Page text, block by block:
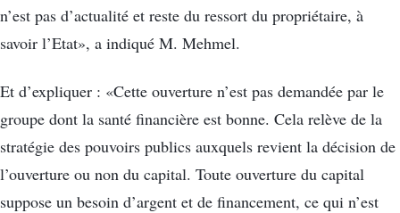
n’est pas d’actualité et reste du ressort du propriétaire, à
savoir l’Etat», a indiqué M. Mehmel.
Et d’expliquer : «Cette ouverture n’est pas demandée par le
groupe dont la santé financière est bonne. Cela relève de la
stratégie des pouvoirs publics auxquels revient la décision de
l’ouverture ou non du capital. Toute ouverture du capital
suppose un besoin d’argent et de financement, ce qui n’est